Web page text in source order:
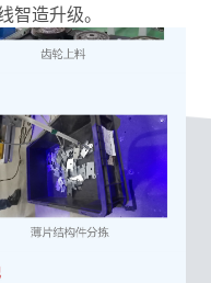
智造升级。